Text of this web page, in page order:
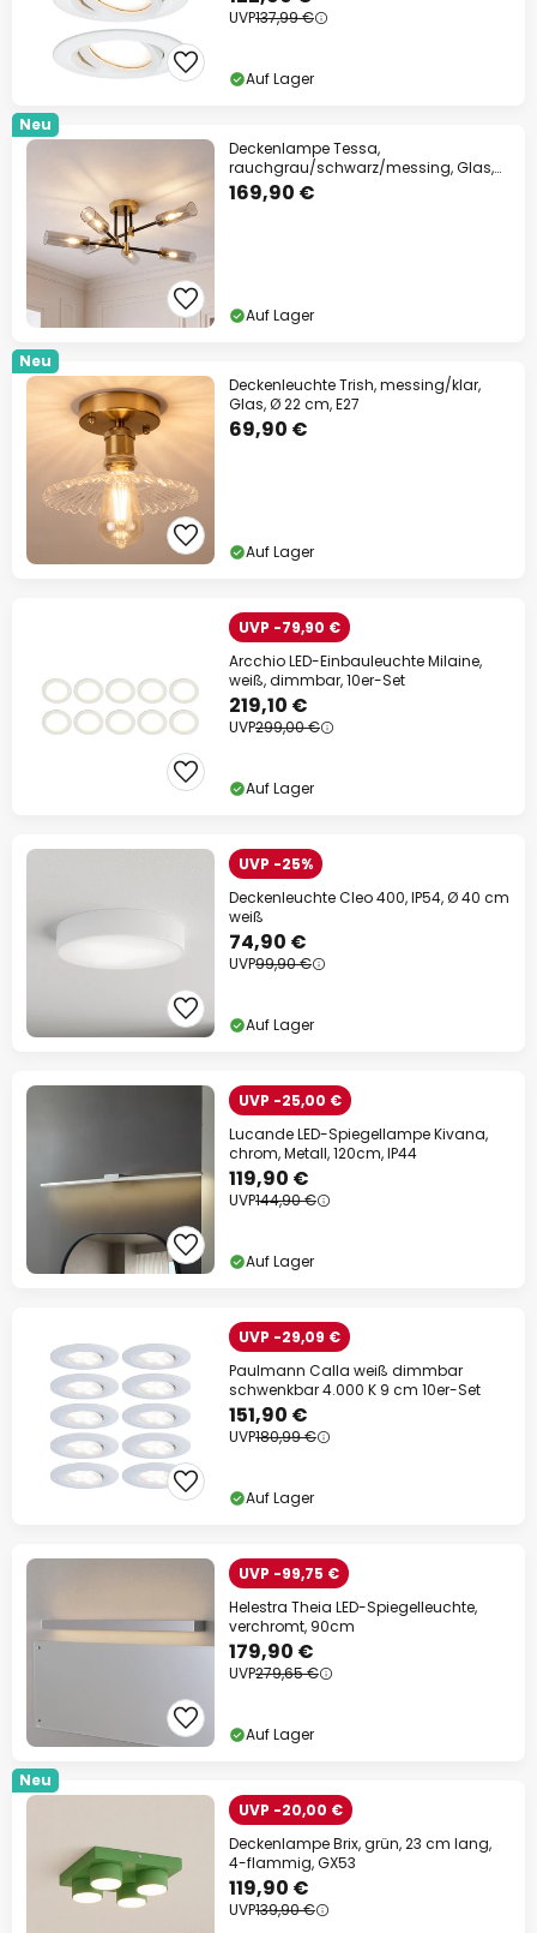
UVP137,99 €
Auf Lager
Neu
Deckenlampe Tessa,
rauchgrau/schwarz/messing, Glas,
G9
169,90 €
Auf Lager
Neu
Deckenleuchte Trish, messing/klar,
Glas, Ø 22 cm, E27
69,90 €
Auf Lager
UVP -79,90 €
Arcchio LED-Einbauleuchte Milaine,
weiß, dimmbar, 10er-Set
219,10 €
UVP299,00 €
Auf Lager
UVP -25%
Deckenleuchte Cleo 400, IP54, Ø 40 cm
weiß
74,90 €
UVP99,90 €
Auf Lager
UVP -25,00 €
Lucande LED-Spiegellampe Kivana,
chrom, Metall, 120cm, IP44
119,90 €
UVP144,90 €
Auf Lager
UVP -29,09 €
Paulmann Calla weiß dimmbar
schwenkbar 4.000 K 9 cm 10er-Set
151,90 €
UVP180,99 €
Auf Lager
UVP -99,75 €
Helestra Theia LED-Spiegelleuchte,
verchromt, 90cm
179,90 €
UVP279,65 €
Auf Lager
Neu
UVP -20,00 €
Deckenlampe Brix, grün, 23 cm lang,
4-flammig, GX53
119,90 €
UVP139,90 €